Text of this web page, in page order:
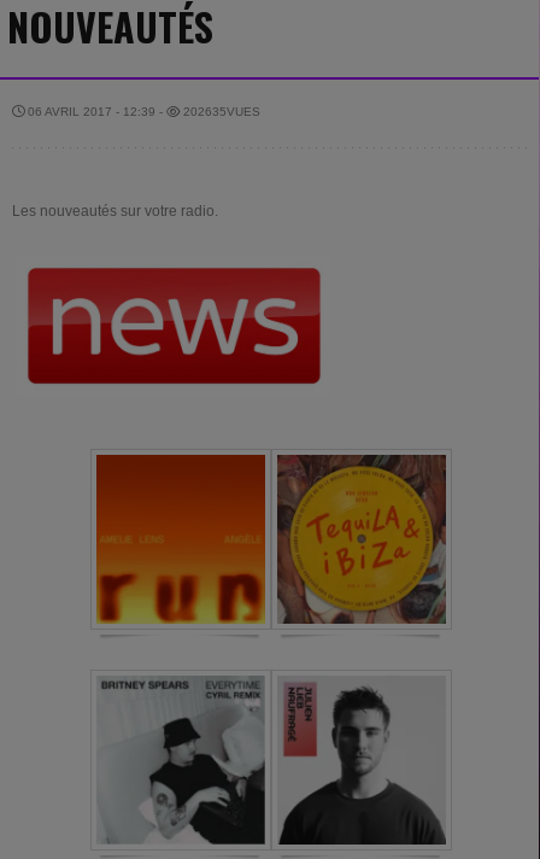
NOUVEAUTÉS
06 AVRIL 2017 - 12:39 - 202635VUES
Les nouveautés sur votre radio.